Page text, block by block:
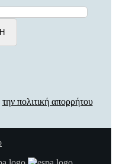
την πολιτική απορρήτου